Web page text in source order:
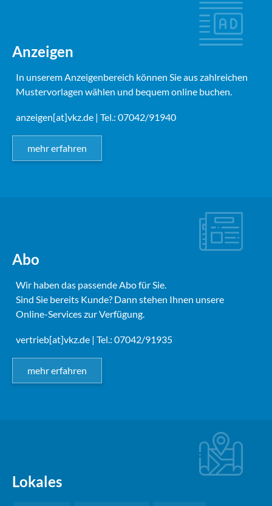
Anzeigen
In unserem Anzeigenbereich können Sie aus zahlreichen
Mustervorlagen wählen und bequem online buchen.
anzeigen[at]vkz.de | Tel.: 07042/91940
mehr erfahren
Abo
Wir haben das passende Abo für Sie.
Sind Sie bereits Kunde? Dann stehen Ihnen unsere
Online-Services zur Verfügung.
vertrieb[at]vkz.de | Tel.: 07042/91935
mehr erfahren
Lokales